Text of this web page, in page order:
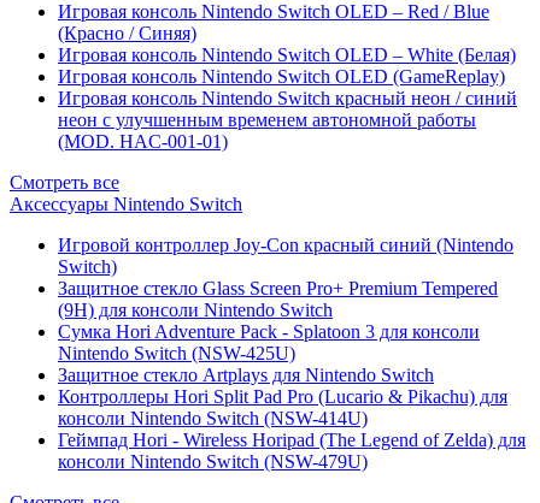
Игровая консоль Nintendo Switch OLED – Red / Blue
(Красно / Синяя)
Игровая консоль Nintendo Switch OLED – White (Белая)
Игровая консоль Nintendo Switch OLED (GameReplay)
Игровая консоль Nintendo Switch красный неон / синий
неон с улучшенным временем автономной работы
(MOD. HAC-001-01)
Смотреть все
Аксессуары Nintendo Switch
Игровой контроллер Joy-Con красный синий (Nintendo
Switch)
Защитное стекло Glass Screen Pro+ Premium Tempered
(9H) для консоли Nintendo Switch
Сумка Hori Adventure Pack - Splatoon 3 для консоли
Nintendo Switch (NSW-425U)
Защитное стекло Artplays для Nintendo Switch
Контроллеры Hori Split Pad Pro (Lucario & Pikachu) для
консоли Nintendo Switch (NSW-414U)
Геймпад Hori - Wireless Horipad (The Legend of Zelda) для
консоли Nintendo Switch (NSW-479U)